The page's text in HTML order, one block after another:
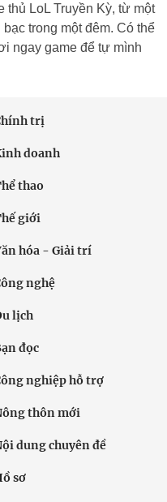
thủ LoL Truyền Kỳ, từ một
trong một đêm. Có thể
ngay game để tự mình
trị
doanh
thao
giới
hóa - Giải trí
nghệ
lịch
đọc
nghiệp hỗ trợ
thôn mới
dung chuyên đề
sơ